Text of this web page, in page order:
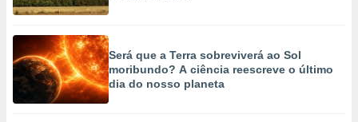
Será que a Terra sobreviverá ao Sol
moribundo? A ciência reescreve o último
dia do nosso planeta